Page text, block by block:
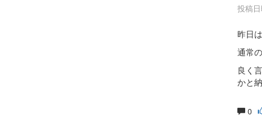
投稿
昨日
通常
良く
かと
0